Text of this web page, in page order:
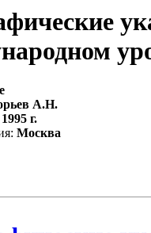
А.Н.
1995 г.
Москва